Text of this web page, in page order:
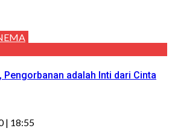
Pengorbanan adalah Inti dari Cinta
| 18:55